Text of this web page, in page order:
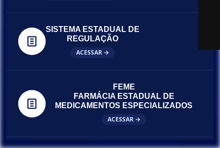
SISTEMA ESTADUAL DE
REGULAÇÃO
ACESSAR →
FEME
FARMÁCIA ESTADUAL DE
MEDICAMENTOS ESPECIALIZADOS
ACESSAR →